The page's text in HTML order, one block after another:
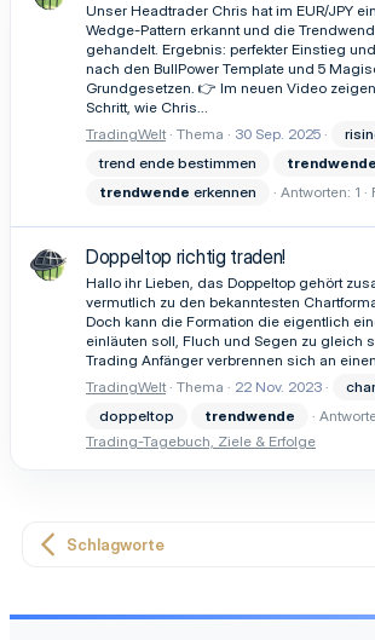
Unser Headtrader Chris hat im EUR/JPY
Wedge-Pattern erkannt und die
gehandelt. Ergebnis: perfekter Einstieg
nach den BullPower Template und 5
Grundgesetzen. 👉 Im neuen Video
Schritt, wie Chris...
TradingWelt Thema 30 Sep. 2025
trend ende bestimmen
trendwende
trendwende erkennen Antworten: 1
Doppeltop richtig traden!
Hallo ihr Lieben, das Doppeltop gehört
vermutlich zu den bekanntesten
Doch kann die Formation die eigentlich
einläuten soll, Fluch und Segen zu gleich
Trading Anfänger verbrennen sich an
TradingWelt Thema 22 Nov. 2023
doppeltop
trendwende
Trading-Tagebuch, Ziele & Erfolge
Schlagworte